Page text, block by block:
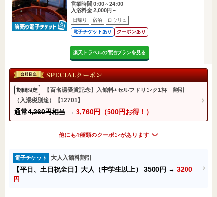
営業時間 0:00～24:00
入浴料金 2,000円～
日帰り 宿泊 ロウリュ
電子チケットあり クーポンあり
楽天トラベルの宿泊プランを見る
期間限定
【百名湯受賞記念】入館料+セルフドリンク1杯 割引
（入湯税別途）【12701】
通常4,260円相当 → 3,760円（500円お得！）
他にも4種類のクーポンがあります
電子チケット 大人入館料割引
【平日、土日祝全日】大人（中学生以上） 3500円 → 3200
円